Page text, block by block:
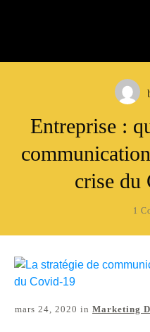
Entreprise :
crise du
1
mars 24, 2020 in Marketing